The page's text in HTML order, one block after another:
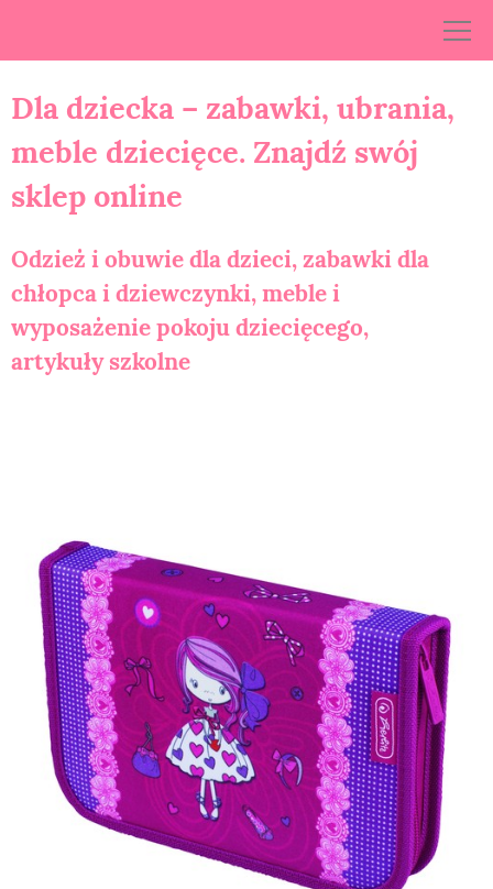
Dla dziecka – zabawki, ubrania,
meble dziecięce. Znajdź swój
sklep online
Odzież i obuwie dla dzieci, zabawki dla
chłopca i dziewczynki, meble i
wyposażenie pokoju dziecięcego,
artykuły szkolne